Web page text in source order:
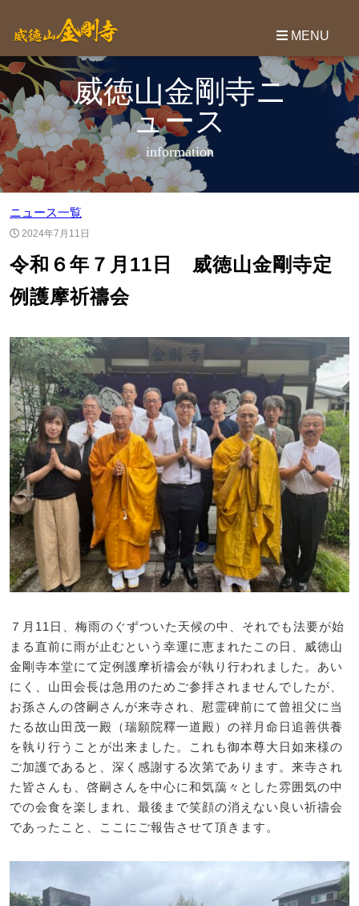
威徳山金剛寺ニ
ュース
information
ニュース一覧
2024年7月11日
令和６年７月11日 威徳山金剛寺定
例護摩祈禱会
７月11日、梅雨のぐずついた天候の中、それでも法要が始
まる直前に雨が止むという幸運に恵まれたこの日、威徳山
金剛寺本堂にて定例護摩祈禱会が執り行われました。あい
にく、山田会長は急用のためご参拝されませんでしたが、
お孫さんの啓嗣さんが来寺され、慰霊碑前にて曾祖父に当
たる故山田茂一殿（瑞願院釋一道殿）の祥月命日追善供養
を執り行うことが出来ました。これも御本尊大日如来様の
ご加護であると、深く感謝する次第であります。来寺され
た皆さんも、啓嗣さんを中心に和気藹々とした雰囲気の中
での会食を楽しまれ、最後まで笑顔の消えない良い祈禱会
であったこと、ここにご報告させて頂きます。